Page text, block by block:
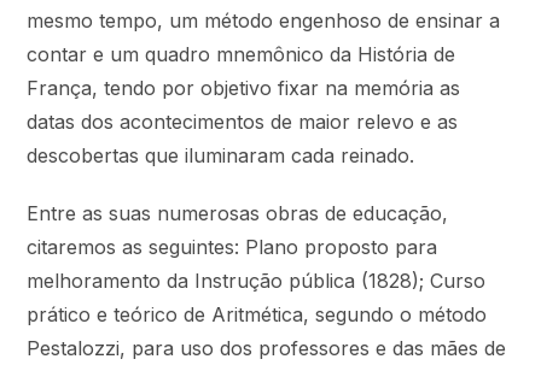
mesmo tempo, um método engenhoso de ensinar a
contar e um quadro mnemônico da História de
França, tendo por objetivo fixar na memória as
datas dos acontecimentos de maior relevo e as
descobertas que iluminaram cada reinado.
Entre as suas numerosas obras de educação,
citaremos as seguintes: Plano proposto para
melhoramento da Instrução pública (1828); Curso
prático e teórico de Aritmética, segundo o método
Pestalozzi, para uso dos professores e das mães de